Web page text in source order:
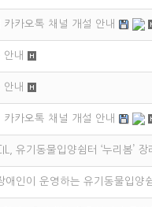
카카오톡 채널 개설 안내
안내
안내
카카오톡 채널 개설 안내
유기동물입양쉼터 ‘누리봄’ 장
애인이 운영하는 유기동물입양